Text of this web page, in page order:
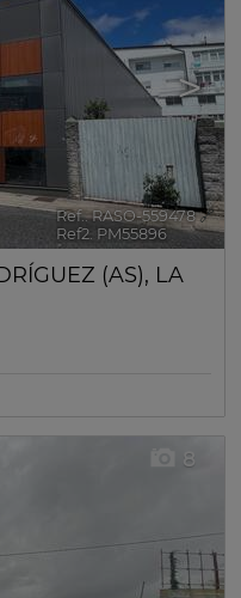
>
Ref.. RASO-559478 🔗
Ref2. PM55896
(AS), LA
8